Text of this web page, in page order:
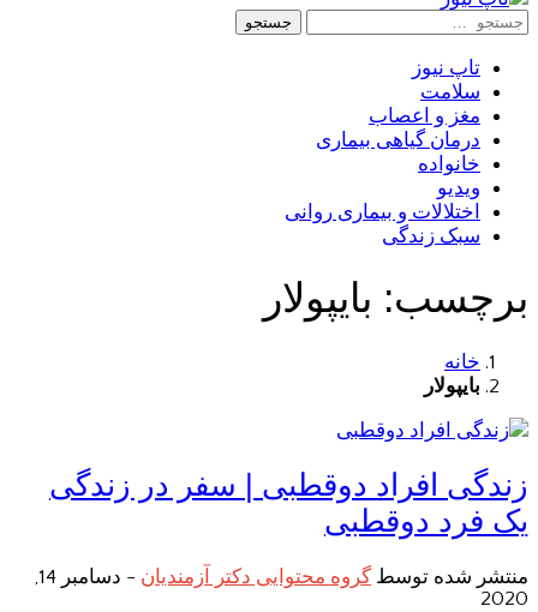
جستجو
تاپ نیوز
سلامت
مغز و اعصاب
درمان گیاهی بیماری
خانواده
ویدیو
اختلالات و بیماری روانی
سبک زندگی
برچسب: بایپولار
خانه
بایپولار
زندگی افراد دوقطبی | سفر در زندگی
یک فرد دوقطبی
منتشر شده توسط گروه محتوایی دکتر آزمندیان -
دسامبر 14,
2020